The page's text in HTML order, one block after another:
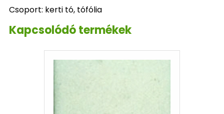
Csoport: kerti tó, tófólia
Kapcsolódó termékek